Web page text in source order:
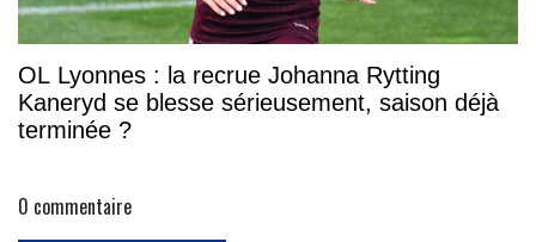
OL Lyonnes : la recrue Johanna Rytting
Kaneryd se blesse sérieusement, saison déjà
terminée ?
0 commentaire